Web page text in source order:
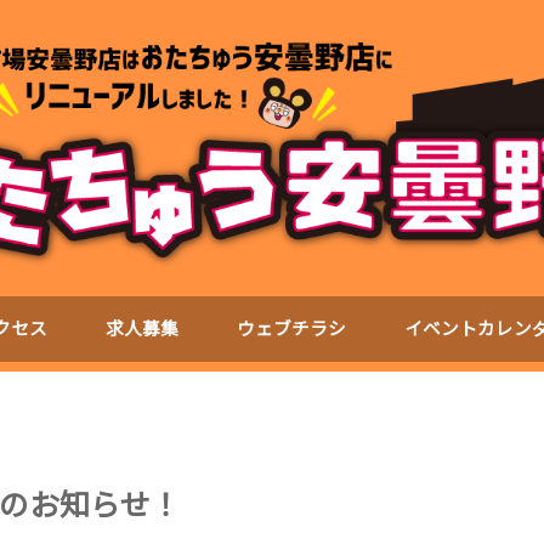
セス 求人募集 ウェブチラシ イベントカレン
お知らせ！